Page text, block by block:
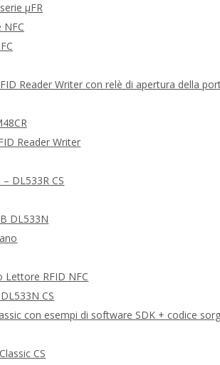
μFR
Reader Writer con relè di apertura della
Reader Writer
DL533R CS
DL533N
Lettore RFID NFC
CS
con esempi di software SDK + codice
CS